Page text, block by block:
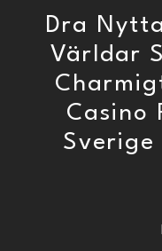
Dra
Världar
Casino